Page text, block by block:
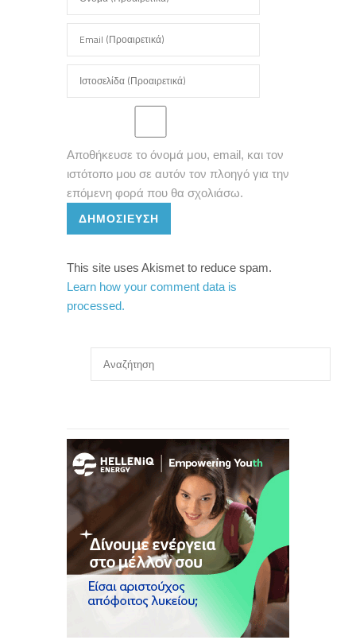
Αποθήκευσε το όνομά μου, email, και τον
ιστότοπο μου σε αυτόν τον πλοηγό για την
επόμενη φορά που θα σχολιάσω.
ΔΗΜΟΣΊΕΥΣΗ
This site uses Akismet to reduce spam.
Learn how your comment data is
processed.